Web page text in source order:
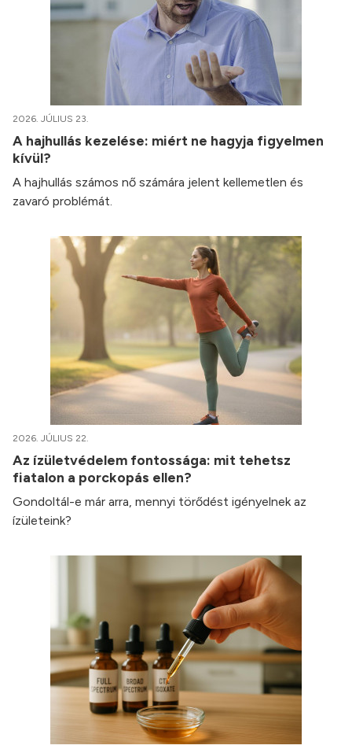
2026. JÚLIUS 23.
A hajhullás kezelése: miért ne hagyja figyelmen
kívül?
A hajhullás számos nő számára jelent kellemetlen és
zavaró problémát.
2026. JÚLIUS 22.
Az ízületvédelem fontossága: mit tehetsz
fiatalon a porckopás ellen?
Gondoltál-e már arra, mennyi törődést igényelnek az
ízületeink?